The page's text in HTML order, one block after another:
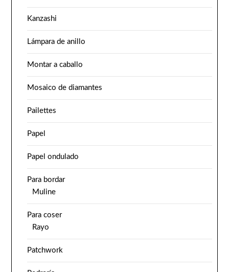
Kanzashi
Lámpara de anillo
Montar a caballo
Mosaico de diamantes
Pailettes
Papel
Papel ondulado
Para bordar
Muline
Para coser
Rayo
Patchwork